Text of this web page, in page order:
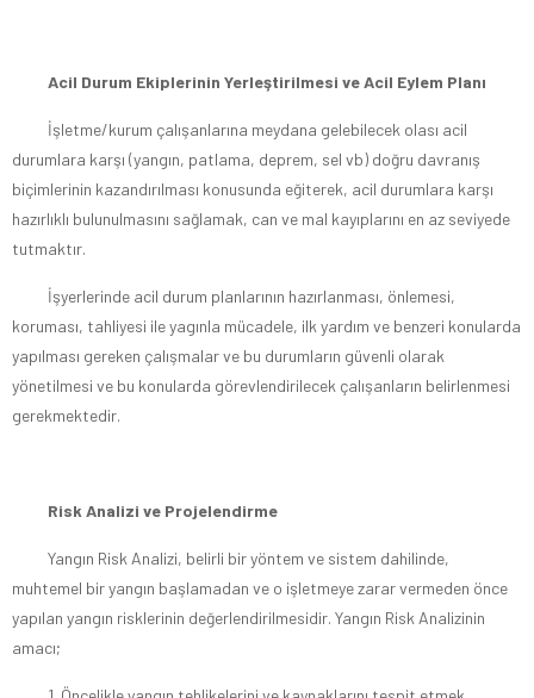
Acil Durum Ekiplerinin Yerleştirilmesi ve Acil Eylem Planı
İşletme/kurum çalışanlarına meydana gelebilecek olası acil
durumlara karşı (yangın, patlama, deprem, sel vb) doğru davranış
biçimlerinin kazandırılması konusunda eğiterek, acil durumlara karşı
hazırlıklı bulunulmasını sağlamak, can ve mal kayıplarını en az seviyede
tutmaktır.
İşyerlerinde acil durum planlarının hazırlanması, önlemesi,
koruması, tahliyesi ile yagınla mücadele, ilk yardım ve benzeri konularda
yapılması gereken çalışmalar ve bu durumların güvenli olarak
yönetilmesi ve bu konularda görevlendirilecek çalışanların belirlenmesi
gerekmektedir.
Risk Analizi ve Projelendirme
Yangın Risk Analizi, belirli bir yöntem ve sistem dahilinde,
muhtemel bir yangın başlamadan ve o işletmeye zarar vermeden önce
yapılan yangın risklerinin değerlendirilmesidir. Yangın Risk Analizinin
amacı;